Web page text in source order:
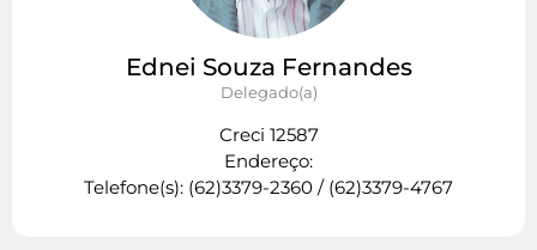
Ednei Souza Fernandes
Delegado(a)
Creci 12587
Endereço:
Telefone(s): (62)3379-2360 / (62)3379-4767